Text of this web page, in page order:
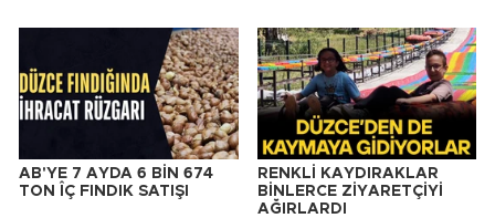
AB'YE 7 AYDA 6 BİN 674
TON ÎÇ FINDIK SATIŞI
RENKLİ KAYDIRAKLAR
BİNLERCE ZİYARETÇİYİ
AĞIRLARDI